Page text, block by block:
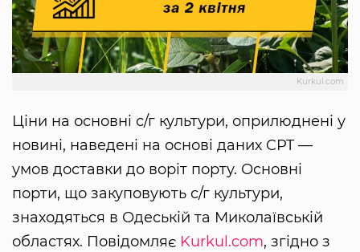
Kurkul.com
Ціни на основні с/г культури, оприлюднені у
новині, наведені на основі даних CPT —
умов доставки до воріт порту. Основні
порти, що закуповують с/г культури,
знаходяться в Одеській та Миколаївській
областях. Повідомляє Kurkul.com, згідно з